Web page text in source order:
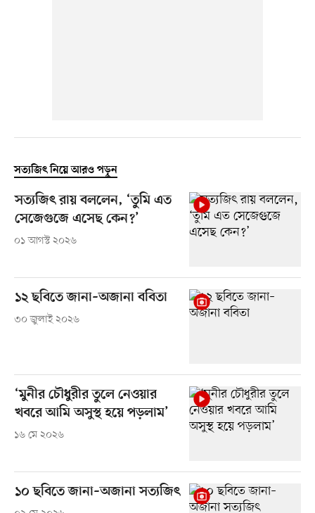
সত্যজিৎ নিয়ে আরও পড়ুন
সত্যজিৎ রায় বললেন, ‘তুমি এত
সেজেগুজে এসেছ কেন?’
০১ আগস্ট ২০২৬
১২ ছবিতে জানা–অজানা ববিতা
৩০ জুলাই ২০২৬
‘মুনীর চৌধুরীর তুলে নেওয়ার
খবরে আমি অসুস্থ হয়ে পড়লাম’
১৬ মে ২০২৬
১০ ছবিতে জানা–অজানা সত্যজিৎ